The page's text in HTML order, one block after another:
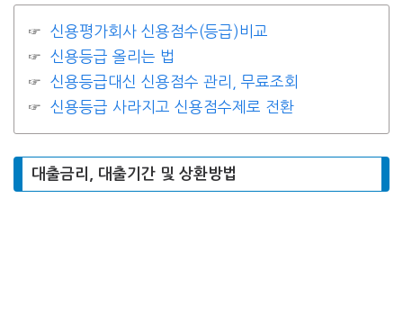
신용평가회사 신용점수(등급)비교
신용등급 올리는 법
신용등급대신 신용점수 관리, 무료조회
신용등급 사라지고 신용점수제로 전환
대출금리, 대출기간 및 상환방법